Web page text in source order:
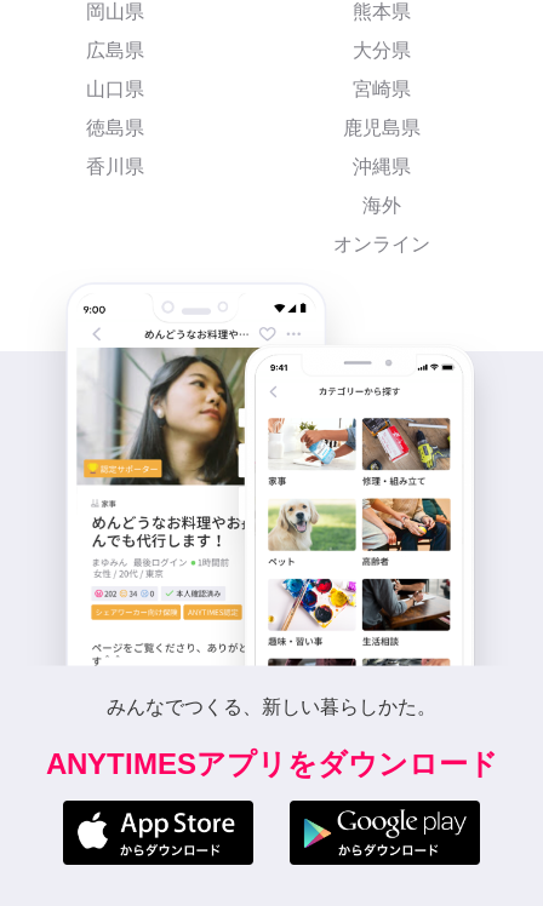
岡山県
広島県
山口県
徳島県
香川県
熊本県
大分県
宮崎県
鹿児島県
沖縄県
海外
オンライン
みんなでつくる、新しい暮らしかた。
ANYTIMESアプリをダウンロード